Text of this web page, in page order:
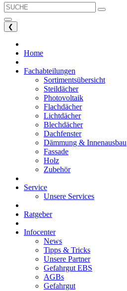
❮
Home
Fachabteilungen
Sortimentsübersicht
Steildächer
Photovoltaik
Flachdächer
Lichtdächer
Blechdächer
Dachfenster
Dämmung & Innenausbau
Fassade
Holz
Zubehör
Service
Unsere Services
Ratgeber
Infocenter
News
Tipps & Tricks
Unsere Partner
Gefahrgut EBS
AGBs
Gefahrgut